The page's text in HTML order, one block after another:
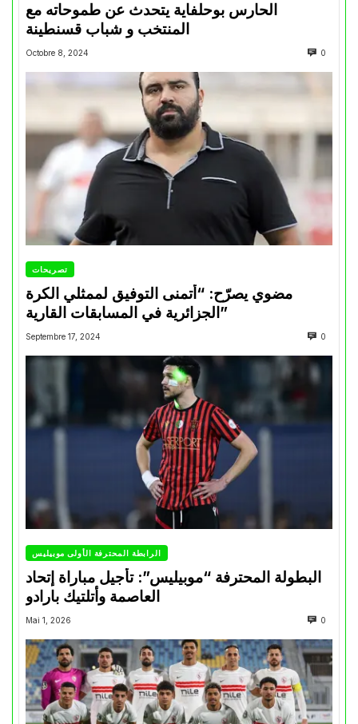
الحارس بوحلفاية يتحدث عن طموحاته مع
المنتخب و شباب قسنطينة
Octobre 8, 2024 0
تصريحات
مضوي يصرّح: “أتمنى التوفيق لممثلي الكرة
الجزائرية في المسابقات القارية”
Septembre 17, 2024 0
الرابطة المحترفة الأولى موبيليس
البطولة المحترفة “موبيليس”: تأجيل مباراة إتحاد
العاصمة وأتلتيك بارادو
Mai 1, 2026 0